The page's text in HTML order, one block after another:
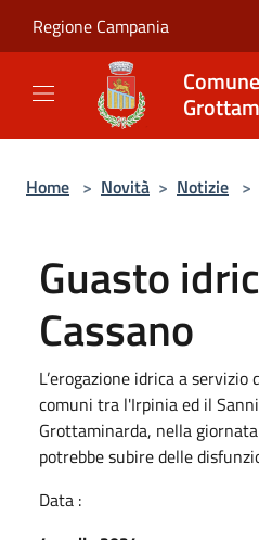
Regione Campania
Home > Novità > Notizie >
Guasto
Cassano
L’erogazione idrica a
comuni tra l'Irpinia ed il
Grottaminarda, nella
potrebbe subire delle
Data :